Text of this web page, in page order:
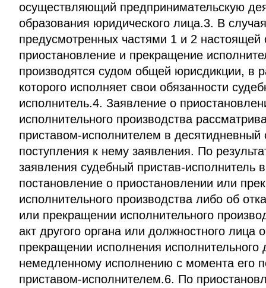
осуществляющий предпринимательскую
образования юридического лица.3. В
предусмотренных частями 1 и 2 настоящей
приостановление и прекращение
производятся судом общей юрисдикции, в
которого исполняет свои обязанности
исполнитель.4. Заявление о
исполнительного производства
приставом-исполнителем в десятидневный
поступления к нему заявления. По
заявления судебный пристав-исполнитель
постановление о приостановлении или
исполнительного производства либо об
или прекращении исполнительного
акт другого органа или должностного лица
прекращении исполнения исполнительного
немедленному исполнению с момента его
приставом-исполнителем.6. По